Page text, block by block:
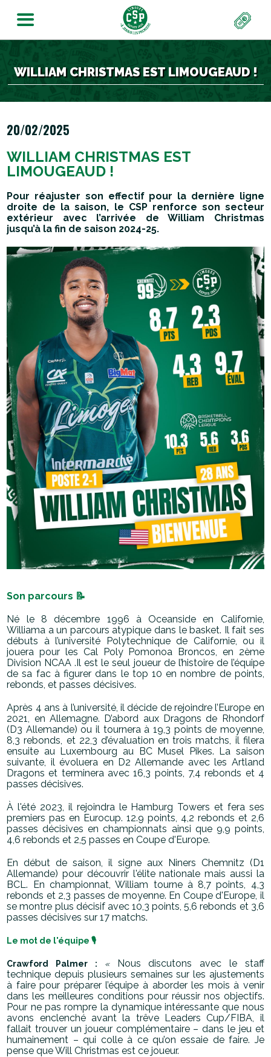
WILLIAM CHRISTMAS EST LIMOUGEAUD !
20/02/2025
WILLIAM CHRISTMAS EST
LIMOUGEAUD !
Pour réajuster son effectif pour la dernière ligne
droite de la saison, le CSP renforce son secteur
extérieur avec l’arrivée de William Christmas
jusqu’à la fin de saison 2024-25.
Son parcours 📝
Né le 8 décembre 1996 à Oceanside en Californie,
Williama a un parcours atypique dans le basket. Il fait ses
débuts à l’université Polytechnique de Californie, ou il
jouera pour les Cal Poly Pomonoa Broncos, en 2ème
Division NCAA .Il est le seul joueur de l’histoire de l’équipe
de sa fac à figurer dans le top 10 en nombre de points,
rebonds, et passes décisives.
Après 4 ans à l’université, il décide de rejoindre l’Europe en
2021, en Allemagne. D’abord aux Dragons de Rhondorf
(D3 Allemande) ou il tournera à 19,3 points de moyenne,
8,3 rebonds, et 22,3 d’évaluation en trois matchs, il filera
ensuite au Luxembourg au BC Musel Pikes. La saison
suivante, il évoluera en D2 Allemande avec les Artland
Dragons et terminera avec 16,3 points, 7,4 rebonds et 4
passes décisives.
À l'été 2023, il rejoindra le Hamburg Towers et fera ses
premiers pas en Eurocup. 12.9 points, 4,2 rebonds et 2,6
passes décisives en championnats ainsi que 9,9 points,
4,6 rebonds et 2,5 passes en Coupe d'Europe.
En début de saison, il signe aux Niners Chemnitz (D1
Allemande) pour découvrir l'élite nationale mais aussi la
BCL. En championnat, William tourne à 8,7 points, 4,3
rebonds et 2,3 passes de moyenne. En Coupe d'Europe, il
se montre plus décisif avec 10,3 points, 5,6 rebonds et 3,6
passes décisives sur 17 matchs.
Le mot de l'équipe 🎙️
Crawford Palmer : « Nous discutons avec le staff
technique depuis plusieurs semaines sur les ajustements
à faire pour préparer l’équipe à aborder les mois à venir
dans les meilleures conditions pour réussir nos objectifs.
Pour ne pas rompre la dynamique intéressante que nous
avons enclenché avant la trêve Leaders Cup/FIBA, il
fallait trouver un joueur complémentaire – dans le jeu et
humainement – qui colle à ce qu’on essaie de faire. Je
pense que Will Christmas est ce joueur.